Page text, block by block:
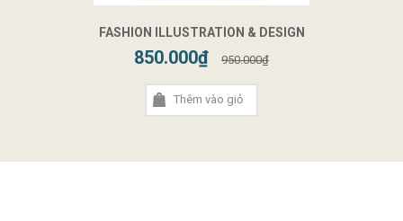
FASHION ILLUSTRATION & DESIGN
850.000₫ 950.000₫
Thêm vào giỏ